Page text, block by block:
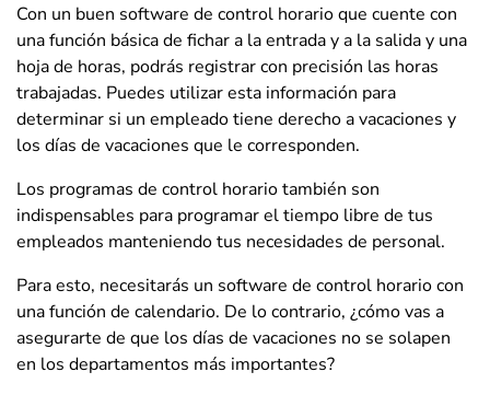
Con un buen software de control horario que cuente con
una función básica de fichar a la entrada y a la salida y una
hoja de horas, podrás registrar con precisión las horas
trabajadas. Puedes utilizar esta información para
determinar si un empleado tiene derecho a vacaciones y
los días de vacaciones que le corresponden.
Los programas de control horario también son
indispensables para programar el tiempo libre de tus
empleados manteniendo tus necesidades de personal.
Para esto, necesitarás un software de control horario con
una función de calendario. De lo contrario, ¿cómo vas a
asegurarte de que los días de vacaciones no se solapen
en los departamentos más importantes?